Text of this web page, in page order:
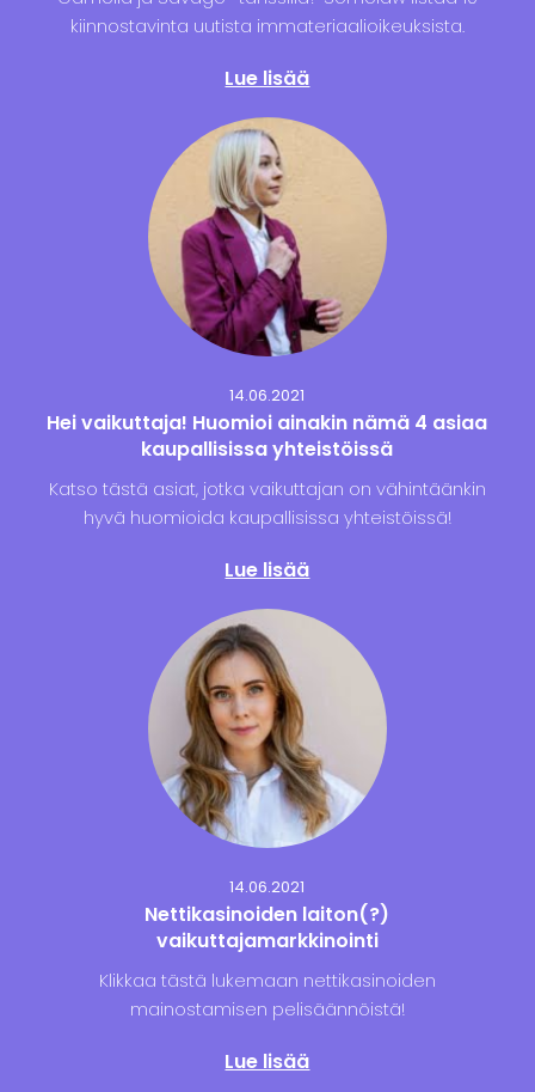
kiinnostavinta uutista immateriaalioikeuksista.
Lue lisää
14.06.2021
Hei vaikuttaja! Huomioi ainakin nämä 4 asiaa
kaupallisissa yhteistöissä
Katso tästä asiat, jotka vaikuttajan on vähintäänkin
hyvä huomioida kaupallisissa yhteistöissä!
Lue lisää
14.06.2021
Nettikasinoiden laiton(?)
vaikuttajamarkkinointi
Klikkaa tästä lukemaan nettikasinoiden
mainostamisen pelisäännöistä!
Lue lisää